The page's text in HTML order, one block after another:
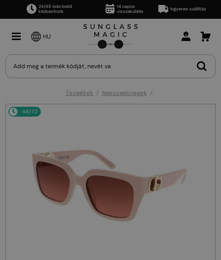
24/48 órán belül
kézbesítünk
14 napos
visszaküldés
Ingyenes szállítás
HU
Termékek Napszemüvegek
48/72